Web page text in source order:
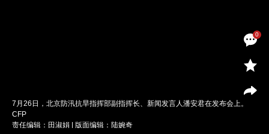
0
7月26日，北京防汛抗旱指挥部副指挥长、新闻发言人潘安君在发布会上。
CFP
责任编辑：田淑娟 | 版面编辑：陆婉奇